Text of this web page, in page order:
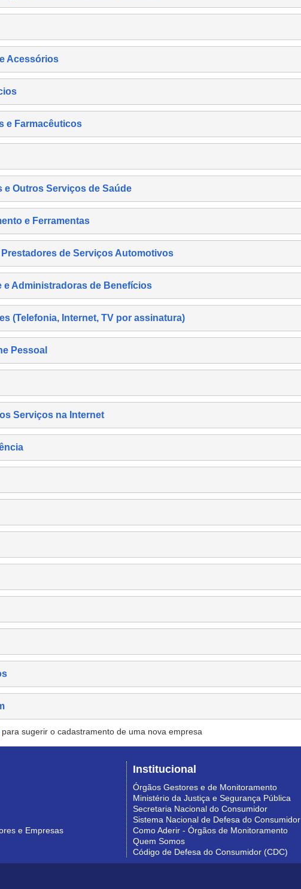
Acessórios
e Farmacêuticos
Outros Serviços de Saúde
e Ferramentas
de Serviços Automotivos
e Administradoras de Benefícios
(Telefonia, Internet, TV por assinatura)
Pessoal
Serviços na Internet
para sugerir o cadastramento de uma nova empresa
e Empresas
Institucional
Órgãos Gestores e de Monitoramento
Ministério da Justiça e Segurança Pública
Secretaria Nacional do Consumidor
Sistema Nacional de Defesa do Consumidor
Como Aderir - Órgãos de Monitoramento
Quem Somos
Código de Defesa do Consumidor (CDC)